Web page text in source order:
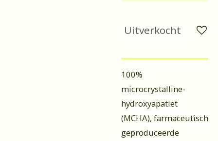
Uitverkocht
100%
microcrystalline-
hydroxyapatiet
(MCHA), farmaceutisch
geproduceerde